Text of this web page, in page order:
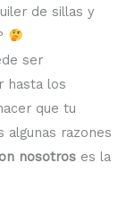
de sillas y
ser
hasta los
que tu
algunas razones
nosotros es la